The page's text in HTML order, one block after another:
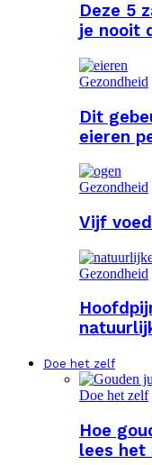
Deze 5
je nooit
Gezondheid
Dit
eieren
Gezondheid
Vijf
Gezondheid
Doe het zelf
Doe het zelf
Hoe
lees het